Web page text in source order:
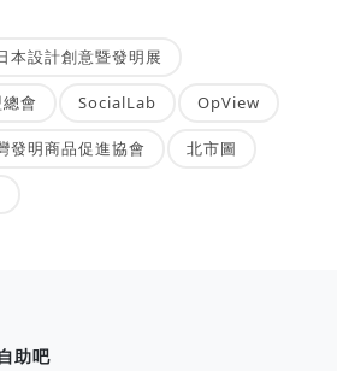
本設計創意暨發明展
會 SocialLab OpView
發明商品促進協會 北市圖
助吧